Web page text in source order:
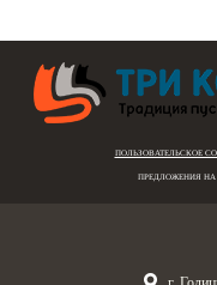
ПОЛЬЗОВАТЕЛЬСКОЕ
ПРЕДЛОЖЕНИЯ НА